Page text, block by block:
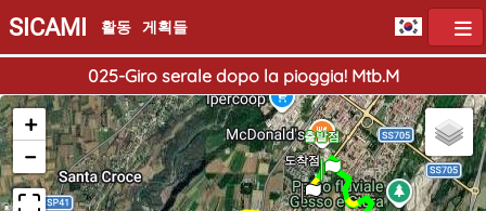
SICAMI 활동 게획들
025-Giro serale dopo la pioggia! Mtb.M
출발점
도착점
+
−